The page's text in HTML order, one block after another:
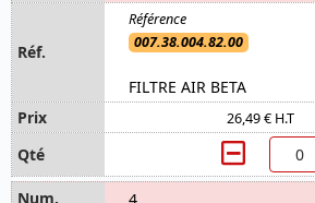
007.38.004.82.00
FILTRE AIR BETA
26,49 € H.T